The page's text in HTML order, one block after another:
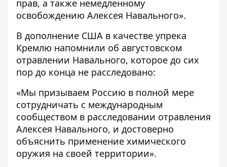
прав, а также немедленному
освобождению Алексея Навального».
В дополнение США в качестве упрека
Кремлю напомнили об августовском
отравлении Навального, которое до сих
пор до конца не расследовано:
«Мы призываем Россию в полной мере
сотрудничать с международным
сообществом в расследовании отравления
Алексея Навального, и достоверно
объяснить применение химического
оружия на своей территории».